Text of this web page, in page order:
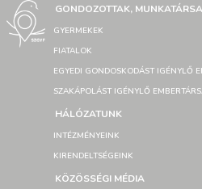
GONDOZOTTAK,
GYERMEKEK
FIATALOK
EGYEDI GONDOSKODÁST IGÉNYLŐ
SZAKÁPOLÁST IGÉNYLŐ
HÁLÓZATUNK
INTÉZMÉNYEINK
KIRENDELTSÉGEINK
KÖZÖSSÉGI MÉDIA